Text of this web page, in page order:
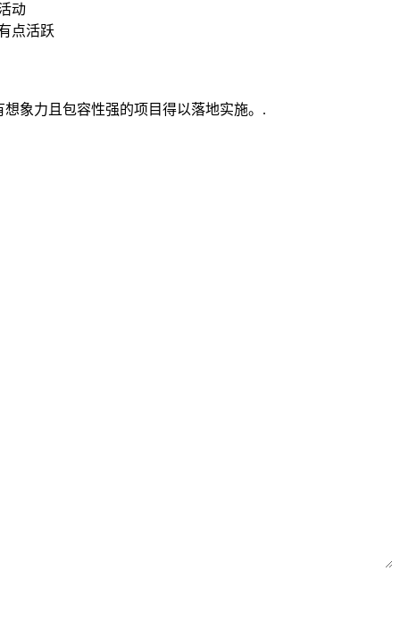
动
点活跃
象力且包容性强的项目得以落地实施。.